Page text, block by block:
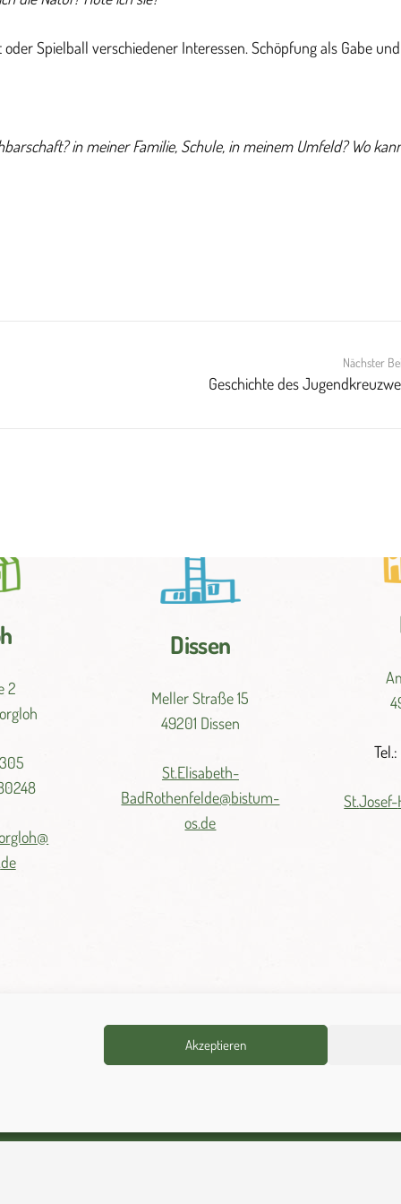
Akzeptieren
Spielball verschiedener Interessen. Schöpfung als Gabe
in meiner Familie, Schule, in meinem Umfeld? Wo
Nächster
Geschichte des
2
de
Dissen
Meller Straße 15
49201 Dissen
St.Elisabeth-
BadRothenfelde@bistum-
os.de
St.Josef-